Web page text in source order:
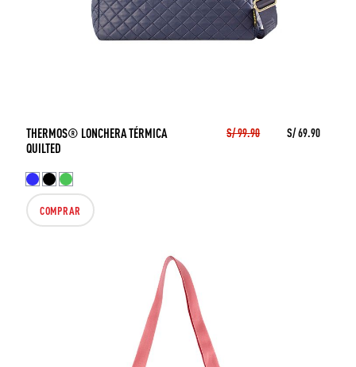
THERMOS® LONCHERA TÉRMICA
QUILTED
S/ 99.90 S/ 69.90
COMPRAR